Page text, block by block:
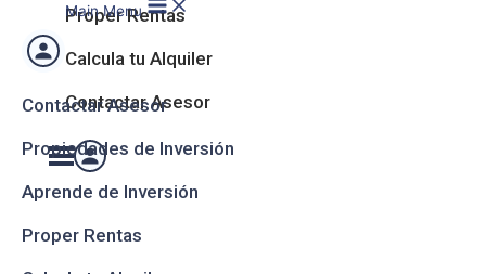
Proper Rentas
Calcula tu Alquiler
Contactar Asesor
Main Menu
Contactar Asesor
Propiedades de Inversión
Aprende de Inversión
Proper Rentas